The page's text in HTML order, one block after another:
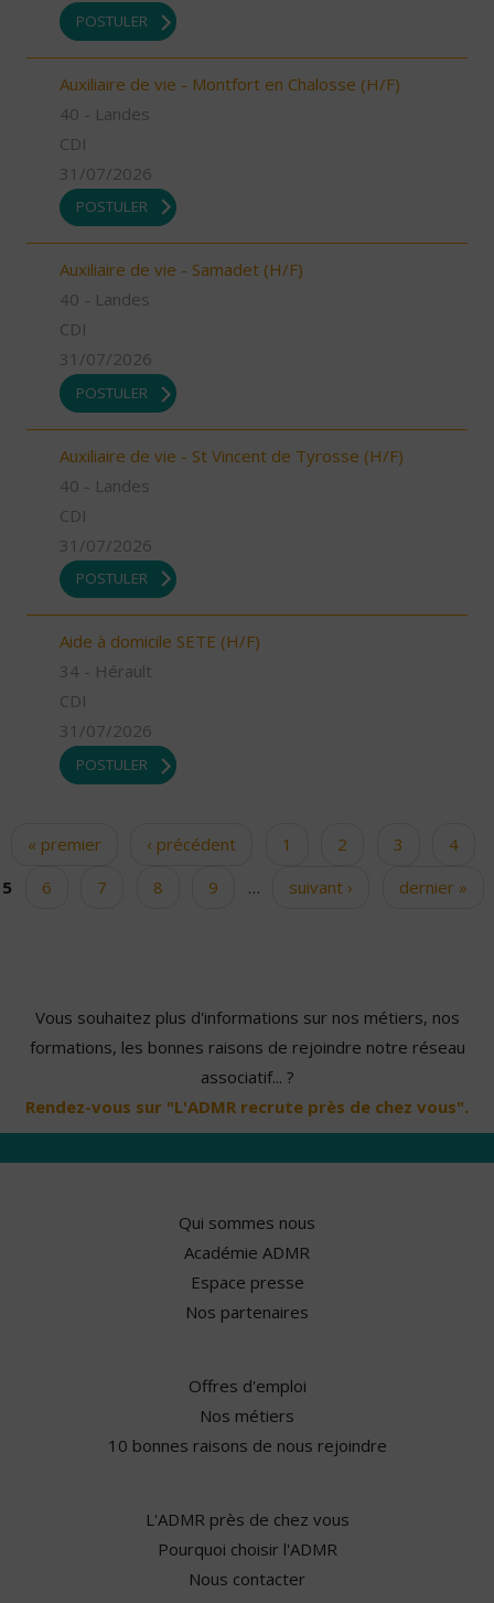
POSTULER
Auxiliaire de vie - Montfort en Chalosse (H/F)
40 - Landes
CDI
31/07/2026
POSTULER
Auxiliaire de vie - Samadet (H/F)
40 - Landes
CDI
31/07/2026
POSTULER
Auxiliaire de vie - St Vincent de Tyrosse (H/F)
40 - Landes
CDI
31/07/2026
POSTULER
Aide à domicile SETE (H/F)
34 - Hérault
CDI
31/07/2026
POSTULER
Pages
« premier ‹ précédent 1 2 3
4
5
6 7 8 9 … suivant › dernier »
Vous souhaitez plus d'informations sur nos métiers, nos
formations, les bonnes raisons de rejoindre notre réseau
associatif... ?
Rendez-vous sur "L'ADMR recrute près de chez vous".
Qui sommes nous
Académie ADMR
Espace presse
Nos partenaires
Offres d'emploi
Nos métiers
10 bonnes raisons de nous rejoindre
L'ADMR près de chez vous
Pourquoi choisir l'ADMR
Nous contacter